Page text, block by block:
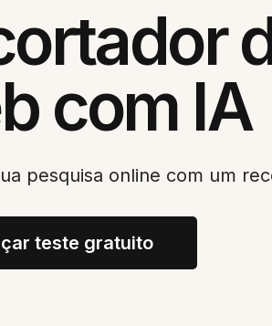
com IA
pesquisa online com um
teste gratuito